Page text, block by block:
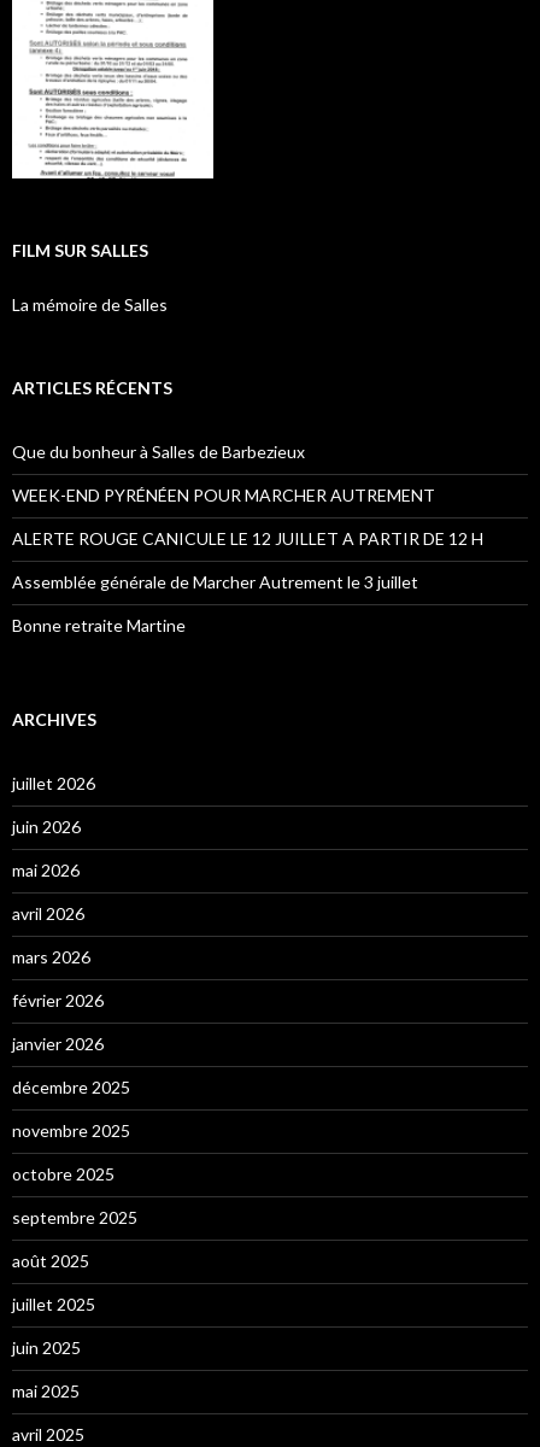
FILM SUR SALLES
La mémoire de Salles
ARTICLES RÉCENTS
Que du bonheur à Salles de Barbezieux
WEEK-END PYRÉNÉEN POUR MARCHER AUTREMENT
ALERTE ROUGE CANICULE LE 12 JUILLET A PARTIR DE 12 H
Assemblée générale de Marcher Autrement le 3 juillet
Bonne retraite Martine
ARCHIVES
juillet 2026
juin 2026
mai 2026
avril 2026
mars 2026
février 2026
janvier 2026
décembre 2025
novembre 2025
octobre 2025
septembre 2025
août 2025
juillet 2025
juin 2025
mai 2025
avril 2025